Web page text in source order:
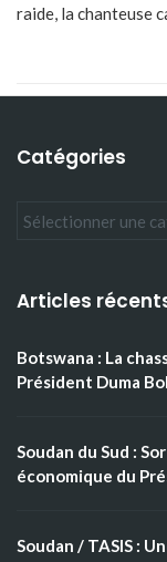
raide, la chanteuse
Catégories
Articles
Botswana : La
Président Duma
Soudan du Sud :
économique du
Soudan / TASIS :